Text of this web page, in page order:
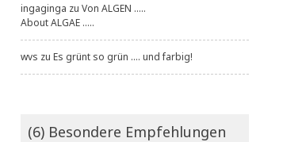
ingaginga zu Von ALGEN .....
About ALGAE .....
wvs zu Es grünt so grün .... und farbig!
(6) Besondere Empfehlungen